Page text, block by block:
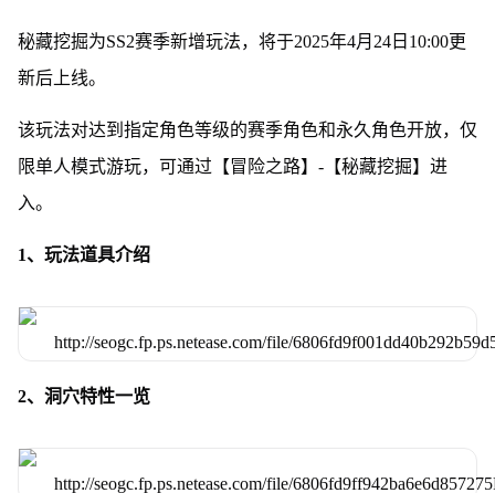
秘藏挖掘为SS2赛季新增玩法，将于2025年4月24日10:00更
新后上线。
该玩法对达到指定角色等级的赛季角色和永久角色开放，仅
限单人模式游玩，可通过【冒险之路】-【秘藏挖掘】进
入。
1、玩法道具介绍
2、洞穴特性一览